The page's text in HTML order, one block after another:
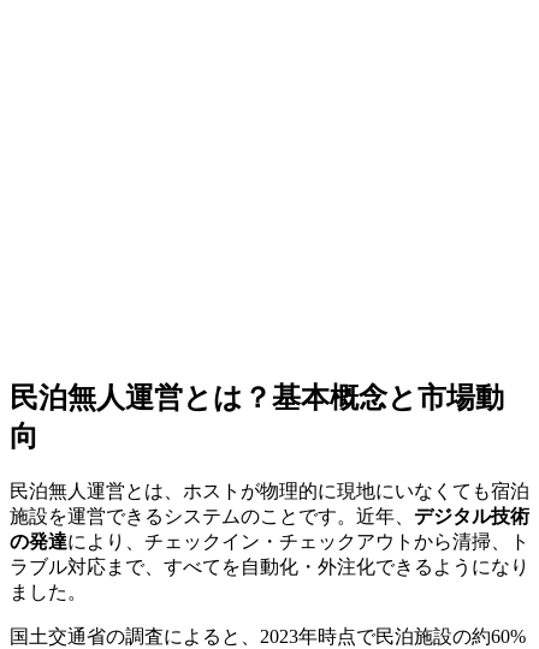
民泊無人運営とは？基本概念と市場動
向
民泊無人運営とは、ホストが物理的に現地にいなくても宿泊
施設を運営できるシステムのことです。近年、 デジタル技術
の発達により、チェックイン・チェックアウトから清掃、ト
ラブル対応まで、すべてを自動化・外注化できるようになり
ました。
国土交通省の調査によると、2023年時点で民泊施設の約60%